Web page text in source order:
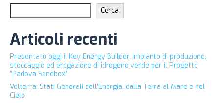
Cerca
Articoli recenti
Presentato oggi il Key Energy Builder, impianto di produzione,
stoccaggio ed erogazione di idrogeno verde per il Progetto
“Padova Sandbox”
Volterra: Stati Generali dell’Energia, dalla Terra al Mare e nel
Cielo